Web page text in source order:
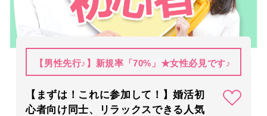
【男性先行♪】新規率「70%」★女性必見です♪
【まずは！これに参加して！】婚活初
心者向け同士、リラックスできる人気